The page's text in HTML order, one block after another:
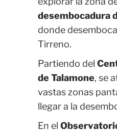
desembocadura
donde
Tirreno.
Partiendo del
de Talamone, se
vastas zonas
llegar a la
En el